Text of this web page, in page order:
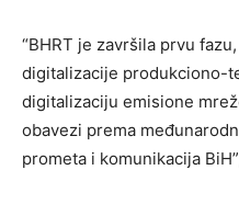
“BHRT je završila prvu
digitalizacije produkciono-
digitalizaciju emisione
obavezi prema
prometa i komunikacija